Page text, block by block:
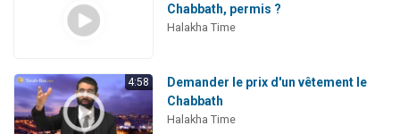
Chabbath, permis ?
Halakha Time
4:58
Demander le prix d'un vêtement le
Chabbath
Halakha Time